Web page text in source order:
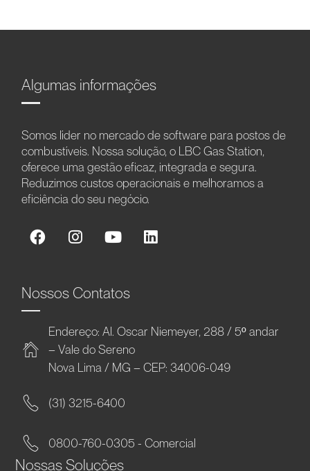
Algumas informações
Somos líder no mercado de software para postos de
combustíveis. Nossa solução, o LBC Gas Station,
oferece uma gestão eficaz, integrada e segura.
Reduzimos custos operacionais e melhoramos a
eficiência do seu negócio.
Nossos Contatos
Endereço: Al. Oscar Niemeyer, 288 / 5º andar
– Vale do Sereno
Nova Lima / MG – CEP: 34006-049
(31) 3215-6400
0800-760-0305 - Comercial
Nossas Soluções